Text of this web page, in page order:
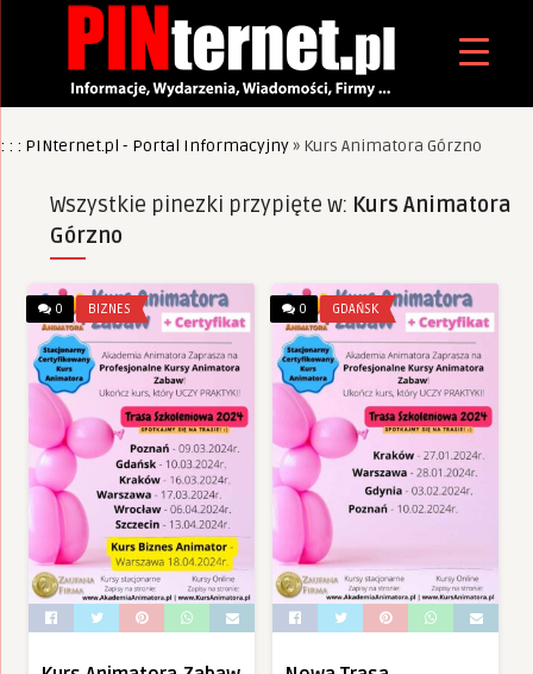
: : : PINternet.pl - Portal Informacyjny» Kurs Animatora Górzno
Wszystkie pinezki przypięte w: Kurs Animatora
Górzno
0 BIZNES 0 GDAŃSK